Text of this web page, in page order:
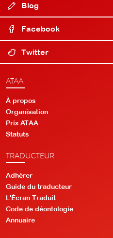
Blog
Facebook
Twitter
ATAA
À propos
Organisation
Prix ATAA
Statuts
TRADUCTEUR
Adhérer
Guide du traducteur
L'Écran Traduit
Code de déontologie
Annuaire